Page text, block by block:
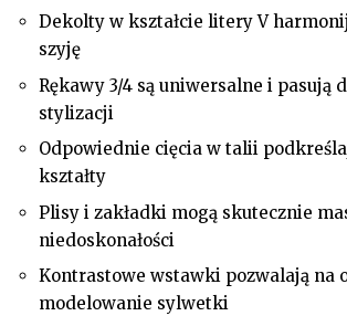
Dekolty w kształcie litery V
szyję
Rękawy 3/4 są uniwersalne i pasują
stylizacji
Odpowiednie cięcia w talii
kształty
Plisy i zakładki mogą skutecznie
niedoskonałości
Kontrastowe wstawki pozwalają na
modelowanie sylwetki